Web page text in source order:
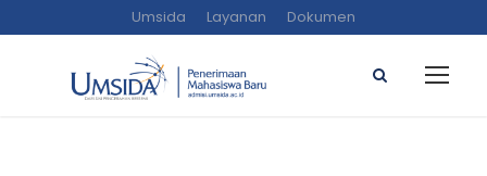
Umsida Layanan Dokumen